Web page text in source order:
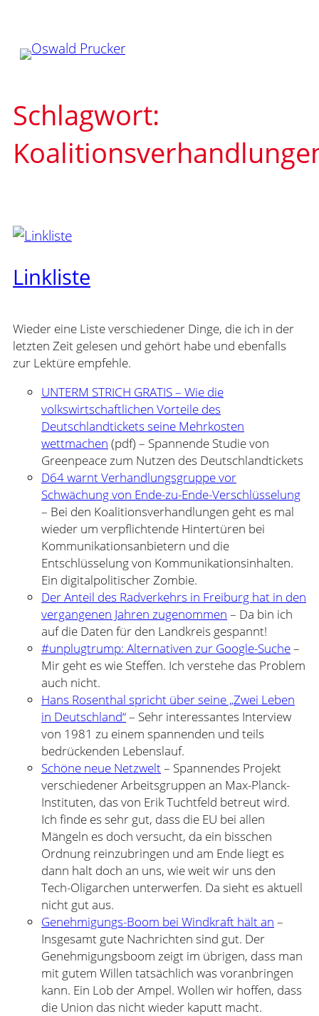
springen
Schlagwort:
Linkliste
Wieder eine Liste verschiedener Dinge, die ich in der
letzten Zeit gelesen und gehört habe und ebenfalls
zur Lektüre empfehle.
UNTERM STRICH GRATIS – Wie die
volkswirtschaftlichen Vorteile des
Deutschlandtickets seine Mehrkosten
wettmachen (pdf) – Spannende Studie von
Greenpeace zum Nutzen des Deutschlandtickets
D64 warnt Verhandlungsgruppe vor
Schwächung von Ende-zu-Ende-Verschlüsselung
– Bei den Koalitionsverhandlungen geht es mal
wieder um verpflichtende Hintertüren bei
Kommunikationsanbietern und die
Entschlüsselung von Kommunikationsinhalten.
Ein digitalpolitischer Zombie.
Der Anteil des Radverkehrs in Freiburg hat in den
vergangenen Jahren zugenommen – Da bin ich
auf die Daten für den Landkreis gespannt!
#unplugtrump: Alternativen zur Google-Suche–
Mir geht es wie Steffen. Ich verstehe das Problem
auch nicht.
Hans Rosenthal spricht über seine „Zwei Leben
in Deutschland“– Sehr interessantes Interview
von 1981 zu einem spannenden und teils
bedrückenden Lebenslauf.
Schöne neue Netzwelt – Spannendes Projekt
verschiedener Arbeitsgruppen an Max-Planck-
Instituten, das von Erik Tuchtfeld betreut wird.
Ich finde es sehr gut, dass die EU bei allen
Mängeln es doch versucht, da ein bisschen
Ordnung reinzubringen und am Ende liegt es
dann halt doch an uns, wie weit wir uns den
Tech-Oligarchen unterwerfen. Da sieht es aktuell
nicht gut aus.
Genehmigungs-Boom bei Windkraft hält an –
Insgesamt gute Nachrichten sind gut. Der
Genehmigungsboom zeigt im übrigen, dass man
mit gutem Willen tatsächlich was voranbringen
kann. Ein Lob der Ampel. Wollen wir hoffen, dass
die Union das nicht wieder kaputt macht.